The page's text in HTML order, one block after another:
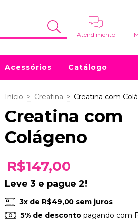
Atendimento
Acessórios Catálogo
Início > Creatina > Creatina com
Creatina com
Colágeno
R$147,00
Leve 3 e pague 2!
3x de R$49,00sem juros
5% de desconto pagando com